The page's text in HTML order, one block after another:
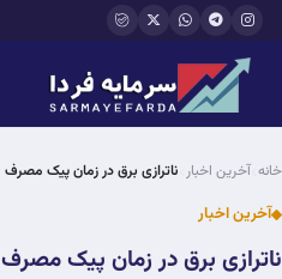
رفتن به محتوای اصلی
خانه آخرین اخبار ناترازی برق در زمان پیک مصرف
آخرین اخبار
ناترازی برق در زمان پیک مصرف